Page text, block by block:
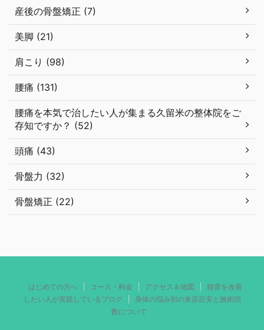
産後の骨盤矯正 (7)
美脚 (21)
肩こり (98)
腰痛 (131)
腰痛を本気で治したい人が集まる久留米の整体院をご
存知ですか？ (52)
頭痛 (43)
骨盤力 (32)
骨盤矯正 (22)
はじめての方へ コース・料金 アクセス＆地図
猫背を改善
したい人が実践しているブログ
身体の悩み別の来店目安と施術回
数について